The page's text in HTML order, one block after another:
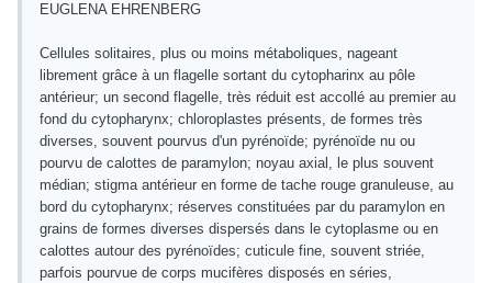
EUGLENA EHRENBERG
Cellules solitaires, plus ou moins métaboliques, nageant
librement grâce à un flagelle sortant du cytopharinx au pôle
antérieur; un second flagelle, très réduit est accollé au premier au
fond du cytopharynx; chloroplastes présents, de formes très
diverses, souvent pourvus d'un pyrénoïde; pyrénoïde nu ou
pourvu de calottes de paramylon; noyau axial, le plus souvent
médian; stigma antérieur en forme de tache rouge granuleuse, au
bord du cytopharynx; réserves constituées par du paramylon en
grains de formes diverses dispersés dans le cytoplasme ou en
calottes autour des pyrénoïdes; cuticule fine, souvent striée,
parfois pourvue de corps mucifères disposés en séries,